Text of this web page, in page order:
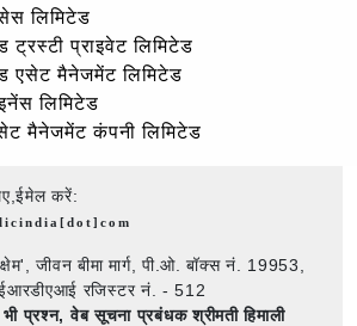
लिमिटेड
प्राइवेट लिमिटेड
मैनेजमेंट लिमिटेड
लिमिटेड
मैनेजमेंट कंपनी लिमिटेड
करें:
जीवन बीमा मार्ग, पी.ओ. बॉक्स नं. 19953,
रजिस्टर नं. - 512
प्रश्न, वेब सूचना प्रबंधक श्रीमती हिमाली